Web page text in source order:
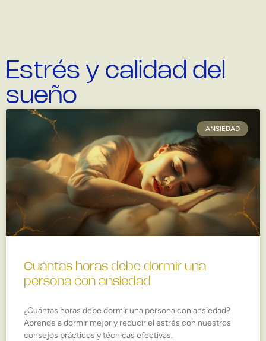
Estrés y calidad del
sueño
ANSIEDAD
Cuántas horas debe dormir una
persona con ansiedad
¿Cuántas horas debe dormir una persona con ansiedad?
Aprende a dormir mejor y reducir el estrés con nuestros
consejos prácticos y técnicas efectivas.